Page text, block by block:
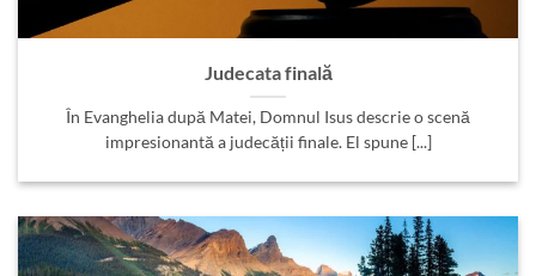
Judecata finală
În Evanghelia după Matei, Domnul Isus descrie o scenă
impresionantă a judecății finale. El spune [...]